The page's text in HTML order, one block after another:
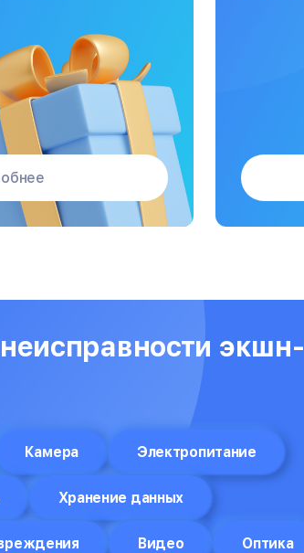
экшн-
Камера Электропитание
Хранение данных
Видео Оптика